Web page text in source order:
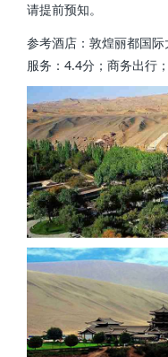
请提前预知。
参考酒店：敦煌丽都国
服务：4.4分；商务出行